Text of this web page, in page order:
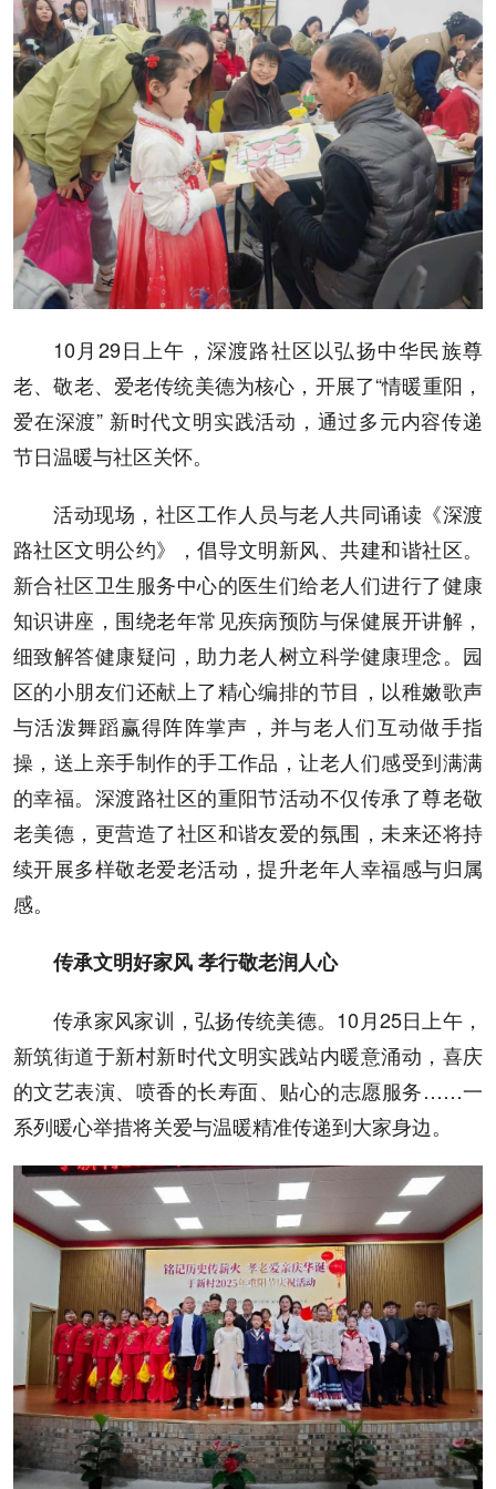
10月29日上午，深渡路社区以弘扬中华民族尊
老、敬老、爱老传统美德为核心，开展了“情暖重阳，
爱在深渡” 新时代文明实践活动，通过多元内容传递
节日温暖与社区关怀。
活动现场，社区工作人员与老人共同诵读《深渡
路社区文明公约》，倡导文明新风、共建和谐社区。
新合社区卫生服务中心的医生们给老人们进行了健康
知识讲座，围绕老年常见疾病预防与保健展开讲解，
细致解答健康疑问，助力老人树立科学健康理念。园
区的小朋友们还献上了精心编排的节目，以稚嫩歌声
与活泼舞蹈赢得阵阵掌声，并与老人们互动做手指
操，送上亲手制作的手工作品，让老人们感受到满满
的幸福。深渡路社区的重阳节活动不仅传承了尊老敬
老美德，更营造了社区和谐友爱的氛围，未来还将持
续开展多样敬老爱老活动，提升老年人幸福感与归属
感。
传承文明好家风 孝行敬老润人心
传承家风家训，弘扬传统美德。10月25日上午，
新筑街道于新村新时代文明实践站内暖意涌动，喜庆
的文艺表演、喷香的长寿面、贴心的志愿服务……一
系列暖心举措将关爱与温暖精准传递到大家身边。